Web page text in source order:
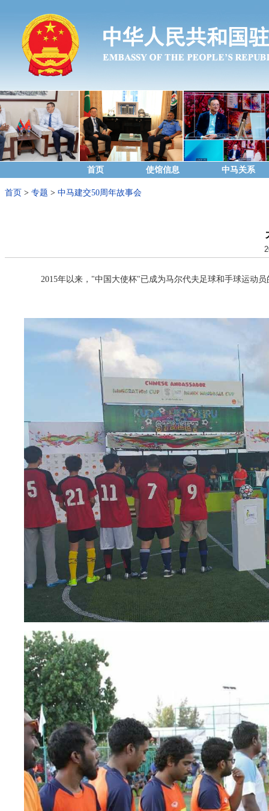
首页 使馆信息 中马关系
首页 > 专题 > 中马建交50周年故事会
2015年以来，"中 国大使杯"已成为马尔代夫足球和手球运动